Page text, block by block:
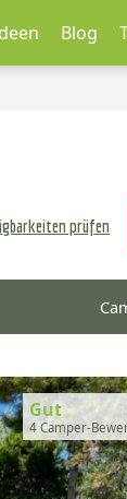
Blog
prüfen
Gut
4 Camper-